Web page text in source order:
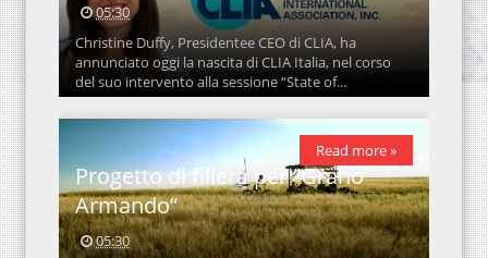
05:30
Christine Duffy, Presidentee CEO di CLIA, ha
annunciato oggi la nascita di CLIA Italia, nel corso
del suo intervento alla sessione “State of...
Progetto di filiera per “Grano
Armando”
05:30
Read more »